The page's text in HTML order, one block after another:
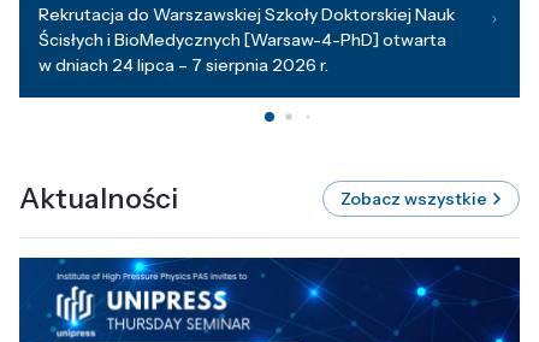
Rekrutacja do Warszawskiej Szkoły Doktorskiej Nauk
Ścisłych i BioMedycznych [Warsaw-4-PhD] otwarta
w dniach 24 lipca – 7 sierpnia 2026 r.
Aktualności Zobacz wszystkie